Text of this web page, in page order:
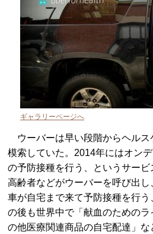
ギャラリーページへ
ウーバーは早い段階からヘルス
模索していた。2014年にはオン
の予防接種を行う、というサービ
高齢者などがウーバーを呼び出
車が自宅まで来て予防接種を行
の後も世界中で「献血のための
の他医療関連商品の自宅配達」